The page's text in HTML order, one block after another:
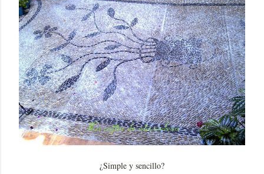
¿Simple y sencillo?